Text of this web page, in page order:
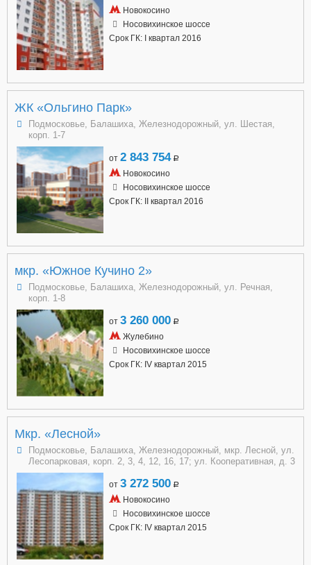
Новокосино
Носовихинское шоссе
Срок ГК: I квартал 2016
ЖК «Ольгино Парк»
Подмосковье, Балашиха, Железнодорожный, ул. Шестая,
корп. 1-7
от 2 843 754 a
Новокосино
Носовихинское шоссе
Срок ГК: II квартал 2016
мкр. «Южное Кучино 2»
Подмосковье, Балашиха, Железнодорожный, ул. Речная,
корп. 1-8
от 3 260 000 a
Жулебино
Носовихинское шоссе
Срок ГК: IV квартал 2015
Мкр. «Лесной»
Подмосковье, Балашиха, Железнодорожный, мкр. Лесной, ул.
Лесопарковая, корп. 2, 3, 4, 12, 16, 17; ул. Кооперативная, д. 3
от 3 272 500 a
Новокосино
Носовихинское шоссе
Срок ГК: IV квартал 2015